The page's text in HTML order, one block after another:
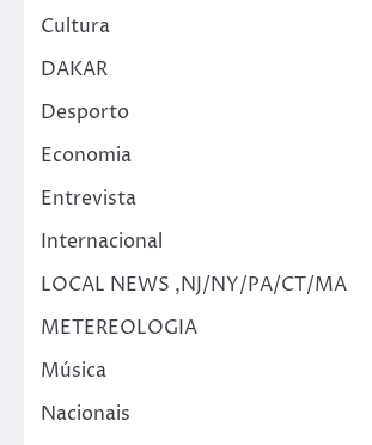
Cultura
DAKAR
Desporto
Economia
Entrevista
Internacional
LOCAL NEWS ,NJ/NY/PA/CT/MA
METEREOLOGIA
Música
Nacionais